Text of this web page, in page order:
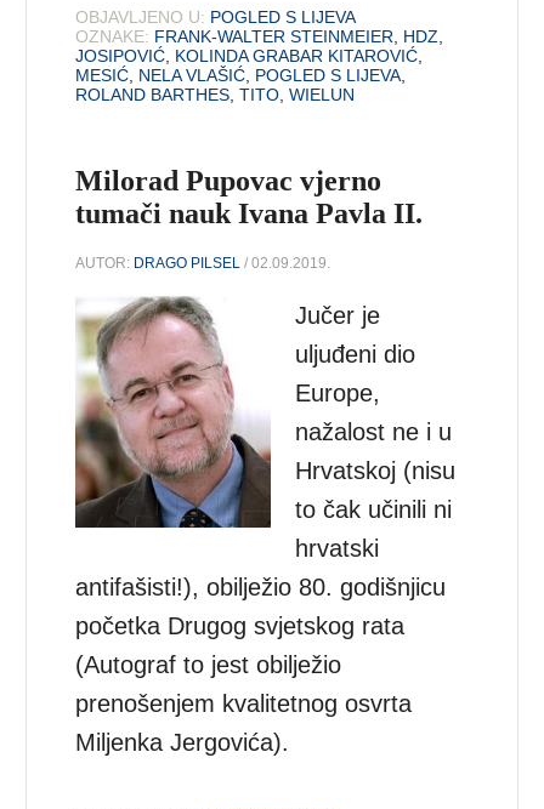
OBJAVLJENO U: POGLED S LIJEVA
OZNAKE: FRANK-WALTER STEINMEIER, HDZ,
JOSIPOVIĆ, KOLINDA GRABAR KITAROVIĆ,
MESIĆ, NELA VLAŠIĆ, POGLED S LIJEVA,
ROLAND BARTHES,TITO,WIELUN
Milorad Pupovac vjerno
tumači nauk Ivana Pavla II.
AUTOR: DRAGO PILSEL / 02.09.2019.
Jučer je
uljuđeni dio
Europe,
nažalost ne i u
Hrvatskoj (nisu
to čak učinili ni
hrvatski
antifašisti!), obilježio 80. godišnjicu
početka Drugog svjetskog rata
(Autograf to jest obilježio
prenošenjem kvalitetnog osvrta
Miljenka Jergovića).